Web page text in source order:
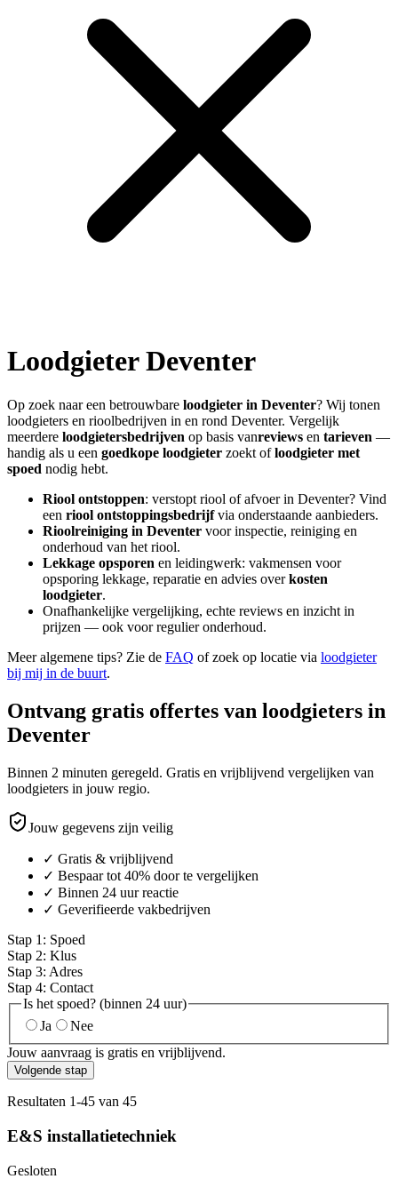
LoodgieterDeventer
Op zoek naar een betrouwbare loodgieter in Deventer? Wij tonen
loodgieters en rioolbedrijven in en rond Deventer. Vergelijk
meerdere loodgietersbedrijven op basis vanreviews en tarieven —
handig als u een goedkope loodgieter zoekt ofloodgieter met
spoed nodig hebt.
Riool ontstoppen: verstopt riool of afvoer in Deventer? Vind
een riool ontstoppingsbedrijfvia onderstaande aanbieders.
Rioolreiniging in Deventer voor inspectie, reiniging en
onderhoud van het riool.
Lekkage opsporen en leidingwerk: vakmensen voor
opsporing lekkage, reparatie en advies overkosten
loodgieter.
Onafhankelijke vergelijking, echte reviews en inzicht in
prijzen — ook voor regulier onderhoud.
Meer algemene tips? Zie de FAQ of zoek op locatie via loodgieter
bij mij in de buurt.
Ontvang gratis offertes van loodgieters in
Deventer
Binnen 2 minuten geregeld. Gratis en vrijblijvend vergelijken van
loodgieters in jouw regio.
Jouw gegevens zijn veilig
✓ Gratis & vrijblijvend
✓ Bespaar tot 40% door te vergelijken
✓ Binnen 24 uur reactie
✓ Geverifieerde vakbedrijven
Stap 1 : Spoed
Stap 2: Klus
Stap 3: Adres
Stap 4: Contact
Is het spoed? (binnen 24 uur)
Ja
Nee
Jouw aanvraag is gratis en vrijblijvend.
Volgende stap
Resultaten 1-45 van 45
E&S installatietechniek
Gesloten